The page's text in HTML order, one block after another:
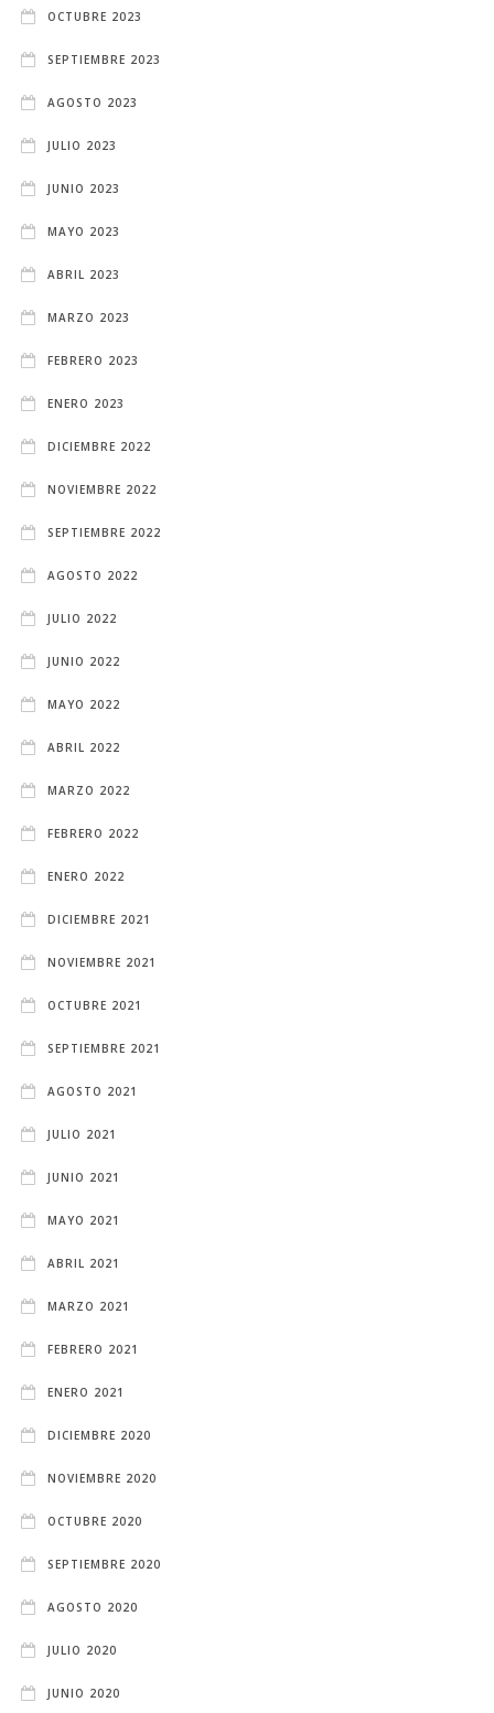
OCTUBRE 2023
SEPTIEMBRE 2023
AGOSTO 2023
JULIO 2023
JUNIO 2023
MAYO 2023
ABRIL 2023
MARZO 2023
FEBRERO 2023
ENERO 2023
DICIEMBRE 2022
NOVIEMBRE 2022
SEPTIEMBRE 2022
AGOSTO 2022
JULIO 2022
JUNIO 2022
MAYO 2022
ABRIL 2022
MARZO 2022
FEBRERO 2022
ENERO 2022
DICIEMBRE 2021
NOVIEMBRE 2021
OCTUBRE 2021
SEPTIEMBRE 2021
AGOSTO 2021
JULIO 2021
JUNIO 2021
MAYO 2021
ABRIL 2021
MARZO 2021
FEBRERO 2021
ENERO 2021
DICIEMBRE 2020
NOVIEMBRE 2020
OCTUBRE 2020
SEPTIEMBRE 2020
AGOSTO 2020
JULIO 2020
JUNIO 2020